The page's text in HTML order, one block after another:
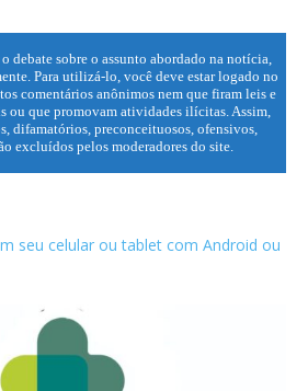
debate sobre o assunto abordado na notícia,
Para utilizá-lo, você deve estar logado no
comentários anônimos nem que firam leis e
ou que promovam atividades ilícitas. Assim,
difamatórios, preconceituosos, ofensivos,
excluídos pelos moderadores do site.